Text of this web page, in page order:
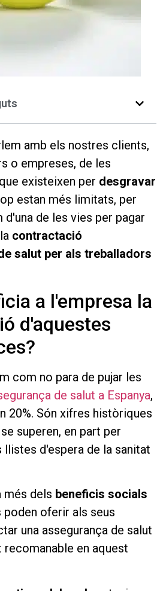
amb els nostres clients,
o empreses, de les
existeixen per desgravar
estan més limitats, per
d'una de les vies per pagar
contractació
salut per als treballadors
a l'empresa la
d'aquestes
com no para de pujar les
de salut a Espanya,
20%. Són xifres històriques
superen, en part per
llistes d'espera de la sanitat
més dels beneficis socials
oferir als seus
una assegurança de salut
en aquest